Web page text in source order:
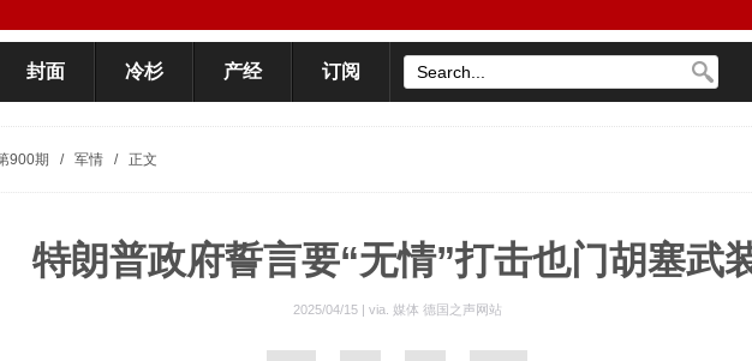
封面 冷杉 产经 订阅
900期 / 军情 / 正文
特朗普政府誓言要“无情”打击也门胡塞武
2025/04/15 | via. 媒体 德国之声网站